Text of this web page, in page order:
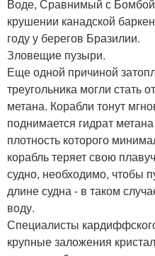
Воде, Сравнимый с
крушении канадской
году у берегов Бразилии.
Зловещие пузыри.
Еще одной причиной
треугольника могли стать
метана. Корабли тонут
поднимается гидрат
плотность которого
корабль теряет свою
судно, необходимо, чтобы
длине судна - в таком
воду.
Специалисты
крупные заложения